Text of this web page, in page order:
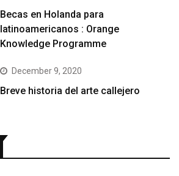
Becas en Holanda para
latinoamericanos : Orange
Knowledge Programme
December 9, 2020
Breve historia del arte callejero